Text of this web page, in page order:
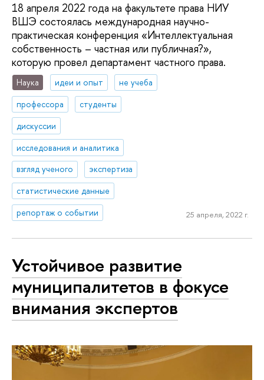
18 апреля 2022 года на факультете права НИУ
ВШЭ состоялась международная научно-
практическая конференция «Интеллектуальная
собственность – частная или публичная?»,
которую провел департамент частного права.
Наука идеи и опыт
не учеба
профессора
студенты
дискуссии
исследования и аналитика
взгляд ученого
экспертиза
статистические данные
репортаж о событии
25 апреля, 2022 г.
Устойчивое развитие
муниципалитетов в фокусе
внимания экспертов